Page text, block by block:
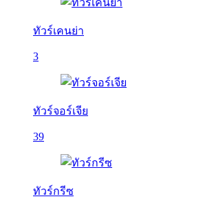
ทัวร์เคนย่า
3
ทัวร์จอร์เจีย
39
ทัวร์กรีซ